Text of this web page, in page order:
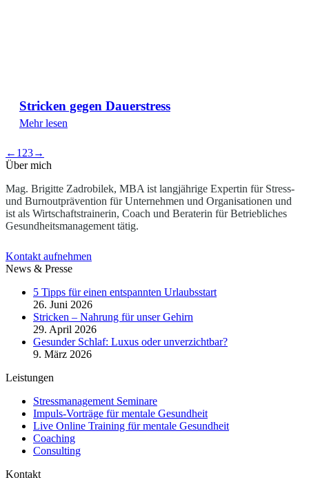
Stricken gegen Dauerstress
Mehr lesen
← 1 23→
Über mich
Mag. Brigitte Zadrobilek, MBA ist langjährige Expertin für Stress-
und Burnoutprävention für Unternehmen und Organisationen und
ist als Wirtschaftstrainerin, Coach und Beraterin für Betriebliches
Gesundheitsmanagement tätig.
Kontakt aufnehmen
News & Presse
5 Tipps für einen entspannten Urlaubsstart
26. Juni 2026
Stricken – Nahrung für unser Gehirn
29. April 2026
Gesunder Schlaf: Luxus oder unverzichtbar?
9. März 2026
Leistungen
Stressmanagement Seminare
Impuls-Vorträge für mentale Gesundheit
Live Online Training für mentale Gesundheit
Coaching
Consulting
Kontakt